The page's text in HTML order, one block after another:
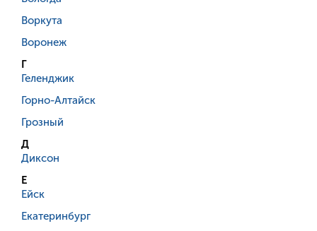
Воркута
Воронеж
Г
Геленджик
Горно-Алтайск
Грозный
Д
Диксон
Е
Ейск
Екатеринбург